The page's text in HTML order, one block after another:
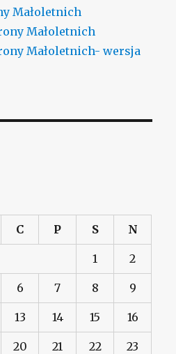
Małoletnich
Małoletnich
Małoletnich- wersja
C P S N
1 2
6 7 8 9
13 14 15 16
20 21 22 23